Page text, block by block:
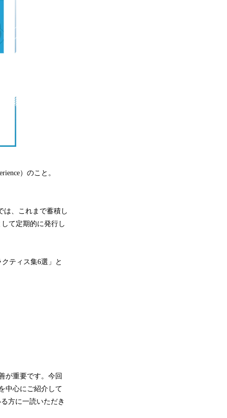
）のこと。
は、これまで蓄積し
て定期的に発行し
ティス集6選」と
が重要です。今回
中心にご紹介して
方に一読いただき